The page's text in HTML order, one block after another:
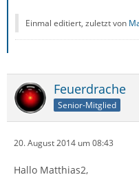
Einmal editiert, zuletzt von
Feuerdrache
Senior-Mitglied
20. August 2014 um 08:43
Hallo Matthias2,